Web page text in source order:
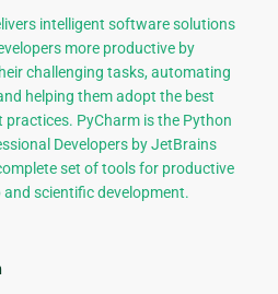
intelligent software solutions
more productive by
challenging tasks, automating
helping them adopt the best
practices. PyCharm is the Python
Developers by JetBrains
set of tools for productive
and scientific development.